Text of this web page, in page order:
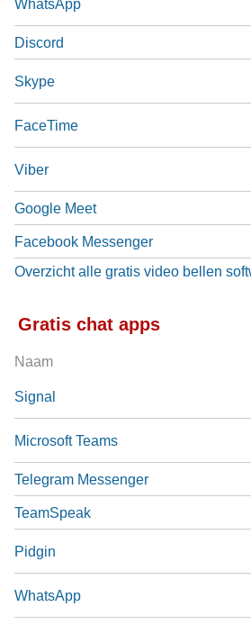
WhatsApp
Discord
Skype
FaceTime
Viber
Google Meet
Facebook Messenger
Overzicht alle gratis video bellen
Gratis chat apps
Naam
Signal
Microsoft Teams
Telegram Messenger
TeamSpeak
Pidgin
WhatsApp